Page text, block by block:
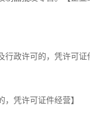
政许可的，凭许可证
凭许可证件经营】